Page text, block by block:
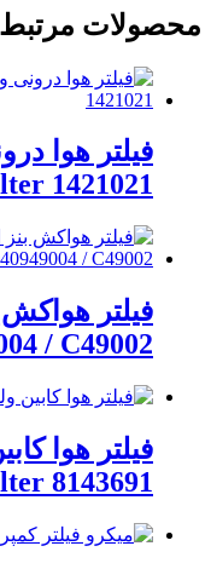
محصولات مرتبط
فیلتر هوا
1421021
فیلتر
/ C49002
8143691